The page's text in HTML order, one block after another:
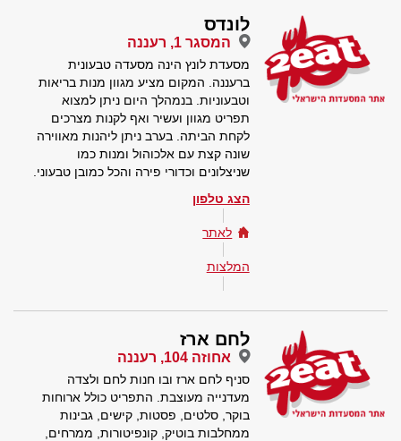
לונדס
המסגר 1, רעננה
מסעדת לונץ הינה מסעדה טבעונית
ברעננה. המקום מציע מגוון מנות בריאות
וטבעוניות. בנמהלך היום ניתן למצוא
תפריט מגוון ועשיר ואף לקנות מצרכים
לקחת הביתה. בערב ניתן ליהנות מאווירה
שונה קצת עם אלכוהול ומנות כמו
שניצלונים וכדורי פירה והכל כמובן טבעוני.
הצג טלפון
לאתר
המלצות
לחם ארז
אחוזה 104, רעננה
סניף לחם ארז ובו חנות לחם ולצדה
מעדנייה מעוצבת. התפריט כולל ארוחות
בוקר, סלטים, פסטות, קישים, גבינות
ממחלבות בוטיק, קונפיטורות, ממרחים,